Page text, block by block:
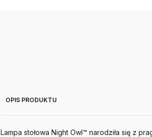
OPIS PRODUKTU
Lampa stołowa Night Owl™ narodziła się z